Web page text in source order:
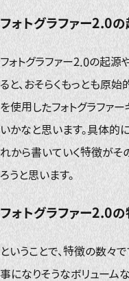
フォトグラファー2.0
フォトグラファー2.0の起
ると、おそらくもっとも原
を使用したフォトグラファ
いかなと思います。具体的
れから書いていく特徴が
ろうと思います。
フォトグラファー2.0
ということで、特徴の数々
事になりそうなボリューム